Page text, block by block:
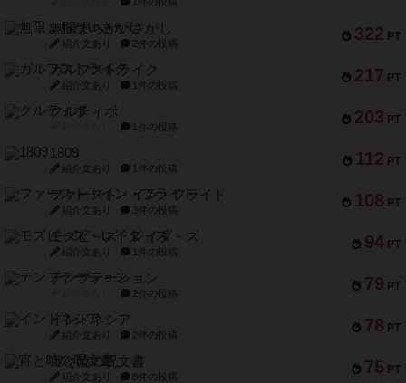
322 PT
無限まちがいさがし
紹介文あり 2件の投稿
217 PT
ガルフストライク
紹介文あり 1件の投稿
203 PT
クルティボ
1件の投稿
112 PT
1809
紹介文あり 1件の投稿
108 PT
ファースト・イン・フライト
紹介文あり 3件の投稿
94 PT
モズビ－ズ・レイダ－ズ
紹介文あり 1件の投稿
79 PT
テンプテーション
2件の投稿
78 PT
インドネシア
紹介文あり 2件の投稿
75 PT
宵と暁の呪文書
紹介文あり 8件の投稿